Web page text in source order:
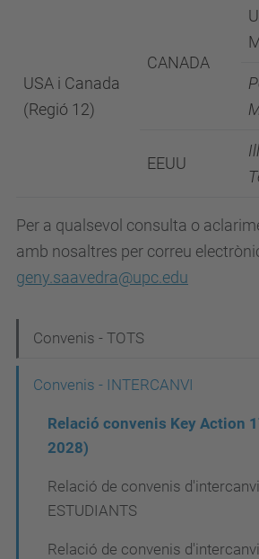
USA i Canada
(Regió 12)
CANADA
EEUU
Per a qualsevol consulta o
amb nosaltres per correu
geny.saavedra@upc.edu
a
Convenis - TOTS
Convenis - INTERCANVI
Relació convenis Key Action
2028)
Relació de convenis
ESTUDIANTS
Relació de convenis